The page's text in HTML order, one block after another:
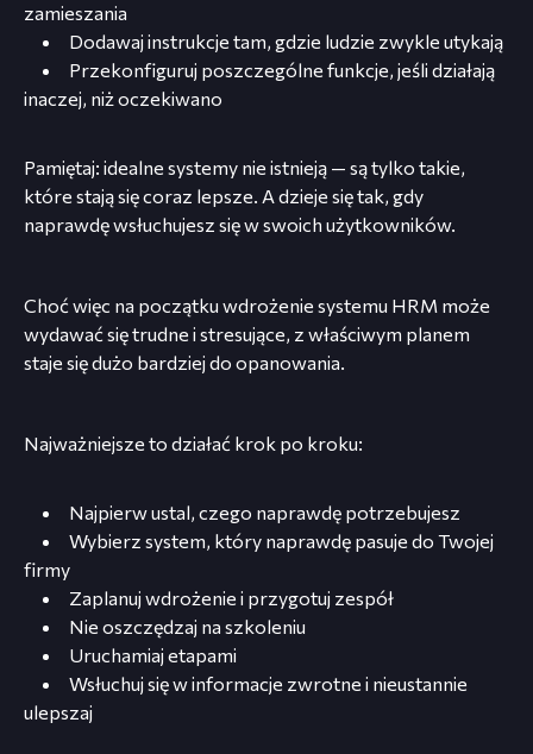
zamieszania
Dodawaj instrukcje tam, gdzie ludzie zwykle utykają
Przekonfiguruj poszczególne funkcje, jeśli działają
inaczej, niż oczekiwano
Pamiętaj: idealne systemy nie istnieją — są tylko takie,
które stają się coraz lepsze. A dzieje się tak, gdy
naprawdę wsłuchujesz się w swoich użytkowników.
Choć więc na początku wdrożenie systemu HRM może
wydawać się trudne i stresujące, z właściwym planem
staje się dużo bardziej do opanowania.
Najważniejsze to działać krok po kroku:
Najpierw ustal, czego naprawdę potrzebujesz
Wybierz system, który naprawdę pasuje do Twojej
firmy
Zaplanuj wdrożenie i przygotuj zespół
Nie oszczędzaj na szkoleniu
Uruchamiaj etapami
Wsłuchuj się w informacje zwrotne i nieustannie
ulepszaj